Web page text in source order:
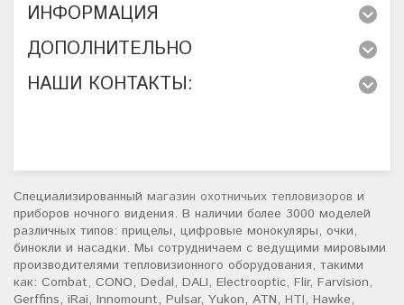
ИНФОРМАЦИЯ
ДОПОЛНИТЕЛЬНО
НАШИ КОНТАКТЫ:
Специализированный магазин охотничьих тепловизоров и
приборов ночного видения. В наличии более 3000 моделей
различных типов: прицелы, цифровые монокуляры, очки,
бинокли и насадки. Мы сотрудничаем с ведущими мировыми
производителями тепловизионного оборудования, такими
как: Combat, CONO, Dedal, DALI, Electrooptic, Flir, Farvision,
Gerffins, iRai, Innomount, Pulsar, Yukon, ATN, HTI, Hawke,